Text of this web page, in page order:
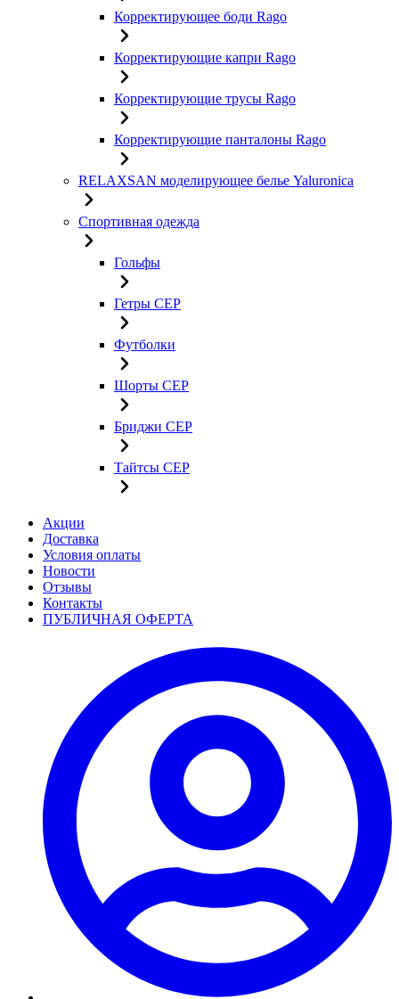
Корректирующее боди Rago
Корректирующие капри Rago
Корректирующие трусы Rago
Корректирующие панталоны Rago
RELAXSAN моделирующее белье Yaluroniсa
Спортивная одежда
Гольфы
Гетры CEP
Футболки
Шорты CEP
Бриджи CEP
Тайтсы CEP
Акции
Доставка
Условия оплаты
Новости
Отзывы
Контакты
ПУБЛИЧНАЯ ОФЕРТА